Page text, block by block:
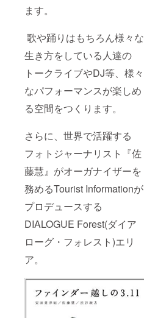
ます。
歌や踊りはもちろん様々な
生き方をしている人達の
トークライブやDJ等、様々
なパフォーマンスが楽しめ
る空間をつくります。
さらに、世界で活躍する
フォトジャーナリスト『佐
藤慧』がオーガナイザーを
務めるTourist Informationが
プロデュースする
DIALOGUE Forest(ダイア
ローグ・フォレスト)エリ
ア。